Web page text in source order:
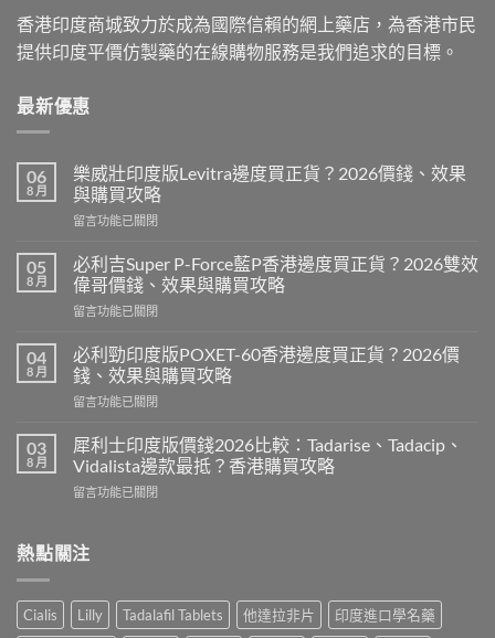
香港印度商城致力於成為國際信賴的網上藥店，為香港市民
提供印度平價仿製藥的在線購物服務是我們追求的目標。
最新優惠
06
8 月
樂威壯印度版Levitra邊度買正貨？2026價錢、效果
與購買攻略
在
威
壯
印
度
Levitra
邊
度
買
貨？
2026
錢、
與
攻
略〉
留言功能已關閉
05
8 月
必利吉Super P-Force藍P香港邊度買正貨？2026雙效
偉哥價錢、效果與購買攻略
在
利
吉
Super
P-
藍
P
港
買
2026
雙
留言功能已關閉
04
8 月
必利勁印度版POXET-60香港邊度買正貨？2026價
錢、效果與購買攻略
在
利
勁
印
度
60
邊
度
留言功能已關閉
03
8 月
犀利士印度版價錢2026比較：Tadarise、Tadacip、
Vidalista邊款最抵？香港購買攻略
在
士
印
版
價
留言功能已關閉
熱點關注
Cialis Lilly Tadalafil Tablets 他達拉非片 印度進口學名藥